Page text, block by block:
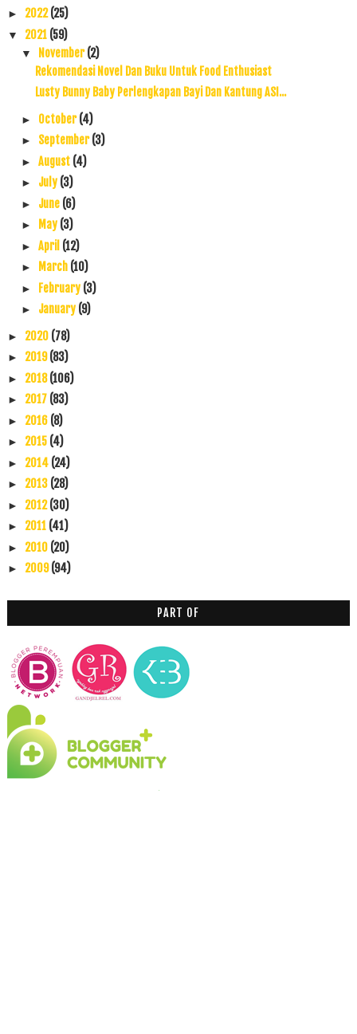
► 2022(25)
▼ 2021 (59)
▼ November(2)
Rekomendasi Novel Dan Buku Untuk Food Enthusiast
Lusty Bunny Baby Perlengkapan Bayi Dan Kantung ASI...
► October(4)
► September(3)
► August (4)
► July (3)
► June (6)
► May (3)
► April (12)
► March (10)
► February (3)
► January (9)
► 2020 (78)
► 2019(83)
► 2018(106)
► 2017 (83)
► 2016 (8)
► 2015 (4)
► 2014 (24)
► 2013 (28)
► 2012(30)
► 2011 (41)
► 2010 (20)
► 2009(94)
PART OF